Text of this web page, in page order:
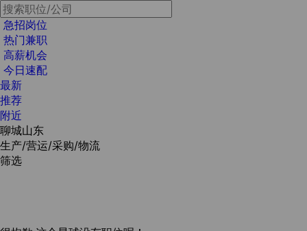
急招岗位
热门兼职
高薪机会
今日速配
最新
推荐
附近
聊城山东
生产/营运/采购/物流
筛选